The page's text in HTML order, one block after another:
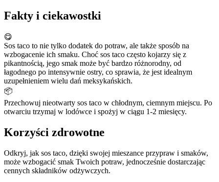
Fakty i ciekawostki
😋
Sos taco to nie tylko dodatek do potraw, ale także sposób na
wzbogacenie ich smaku. Choć sos taco często kojarzy się z
pikantnością, jego smak może być bardzo różnorodny, od
łagodnego po intensywnie ostry, co sprawia, że jest idealnym
uzupełnieniem wielu dań meksykańskich.
📦
Przechowuj nieotwarty sos taco w chłodnym, ciemnym miejscu. Po
otwarciu trzymaj w lodówce i spożyj w ciągu 1-2 miesięcy.
Korzyści zdrowotne
Odkryj, jak sos taco, dzięki swojej mieszance przypraw i smaków,
może wzbogacić smak Twoich potraw, jednocześnie dostarczając
cennych składników odżywczych.